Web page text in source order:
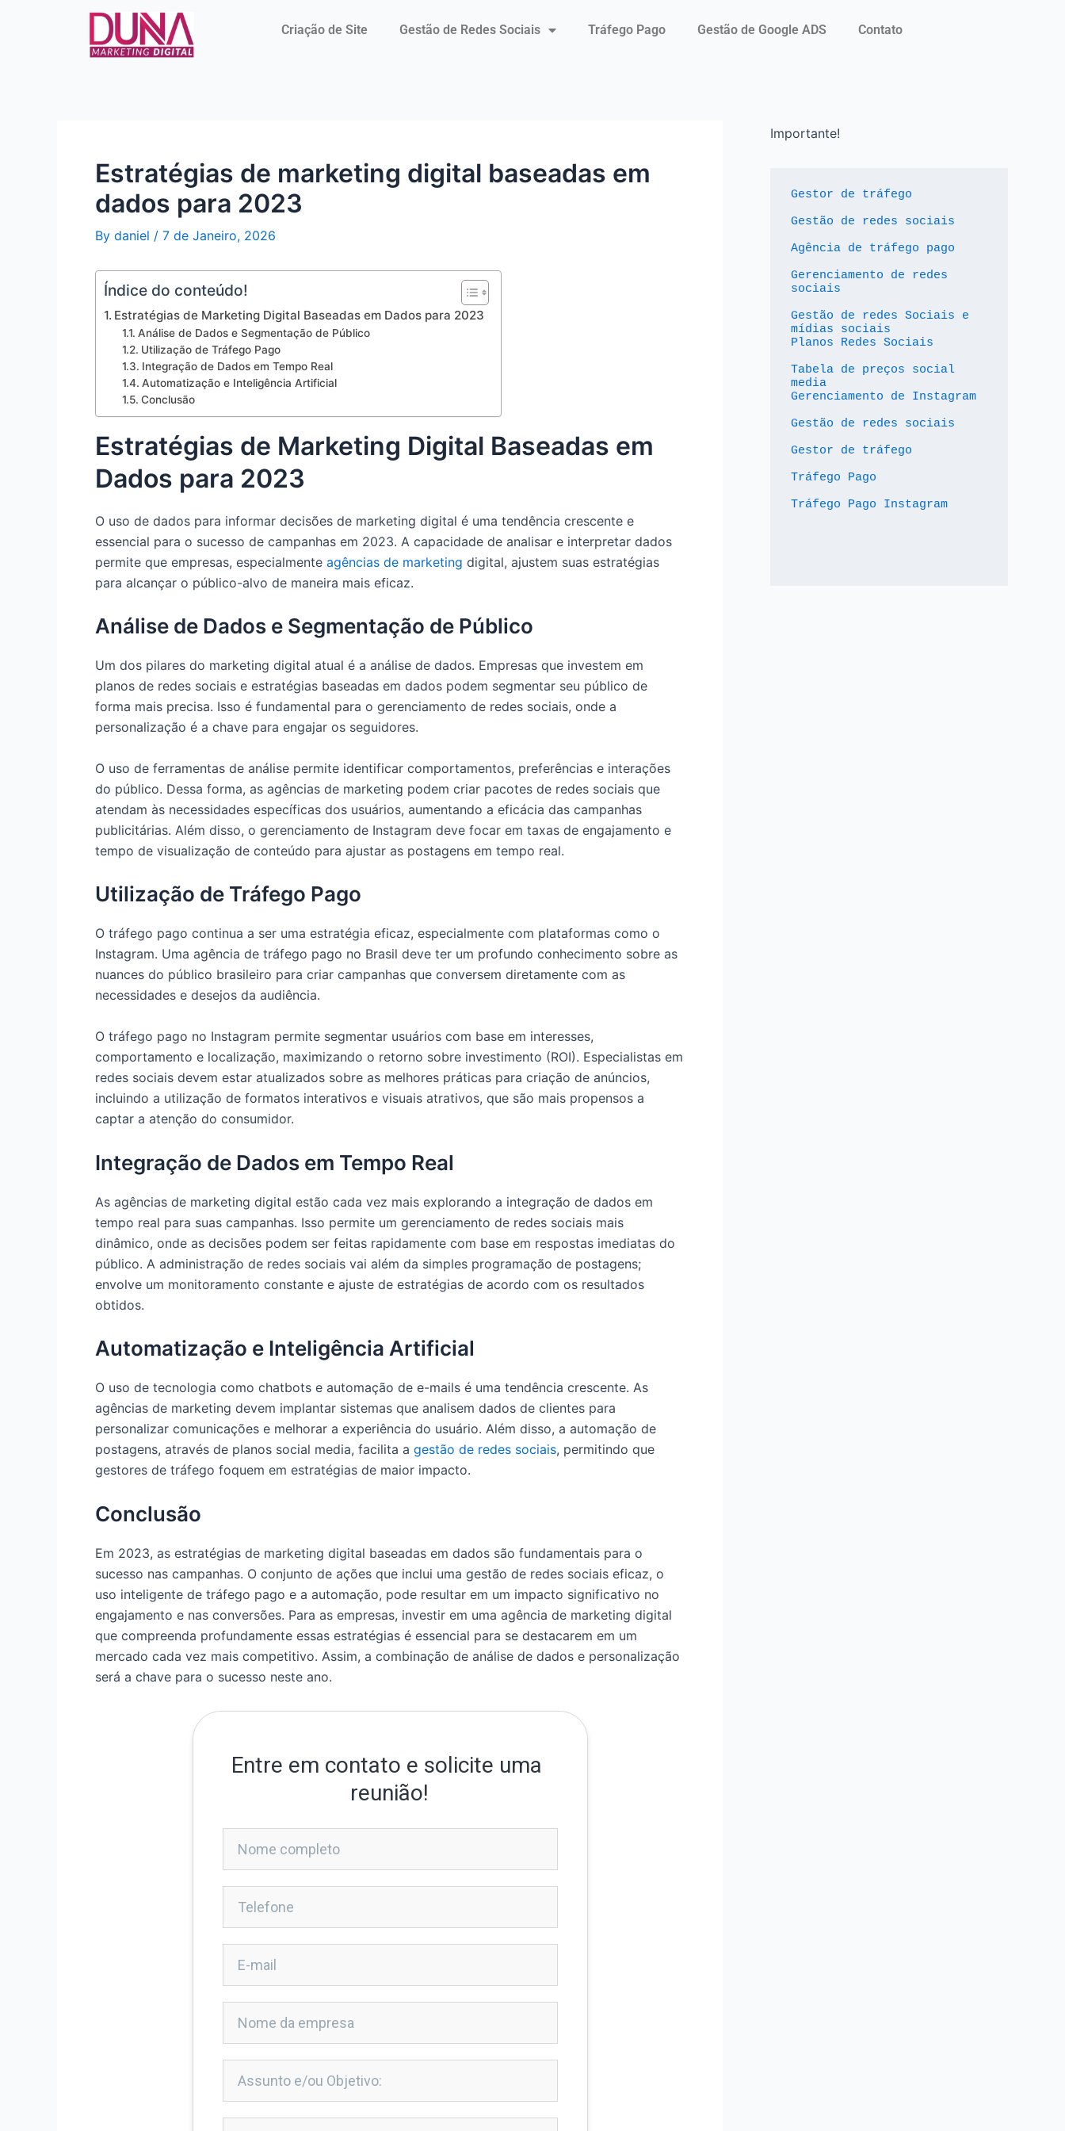
Criação de Site Gestão de Redes Sociais Tráfego Pago Gestão de Google ADS Contato
Estratégias de marketing digital baseadas em
dados para 2023
By daniel / 7 de Janeiro, 2026
Índice do conteúdo!
Estratégias de Marketing Digital Baseadas em Dados para 2023
Análise de Dados e Segmentação de Público
Utilização de Tráfego Pago
Integração de Dados em Tempo Real
Automatização e Inteligência Artificial
Conclusão
Estratégias de Marketing Digital Baseadas em
Dados para 2023
O uso de dados para informar decisões de marketing digital é uma tendência crescente e
essencial para o sucesso de campanhas em 2023. A capacidade de analisar e interpretar dados
permite que empresas, especialmente agências de marketing digital, ajustem suas estratégias
para alcançar o público-alvo de maneira mais eficaz.
Análise de Dados e Segmentação de Público
Um dos pilares do marketing digital atual é a análise de dados. Empresas que investem em
planos de redes sociais e estratégias baseadas em dados podem segmentar seu público de
forma mais precisa. Isso é fundamental para o gerenciamento de redes sociais, onde a
personalização é a chave para engajar os seguidores.
O uso de ferramentas de análise permite identificar comportamentos, preferências e interações
do público. Dessa forma, as agências de marketing podem criar pacotes de redes sociais que
atendam às necessidades específicas dos usuários, aumentando a eficácia das campanhas
publicitárias. Além disso, o gerenciamento de Instagram deve focar em taxas de engajamento e
tempo de visualização de conteúdo para ajustar as postagens em tempo real.
Utilização de Tráfego Pago
O tráfego pago continua a ser uma estratégia eficaz, especialmente com plataformas como o
Instagram. Uma agência de tráfego pago no Brasil deve ter um profundo conhecimento sobre as
nuances do público brasileiro para criar campanhas que conversem diretamente com as
necessidades e desejos da audiência.
O tráfego pago no Instagram permite segmentar usuários com base em interesses,
comportamento e localização, maximizando o retorno sobre investimento (ROI). Especialistas em
redes sociais devem estar atualizados sobre as melhores práticas para criação de anúncios,
incluindo a utilização de formatos interativos e visuais atrativos, que são mais propensos a
captar a atenção do consumidor.
Integração de Dados em Tempo Real
As agências de marketing digital estão cada vez mais explorando a integração de dados em
tempo real para suas campanhas. Isso permite um gerenciamento de redes sociais mais
dinâmico, onde as decisões podem ser feitas rapidamente com base em respostas imediatas do
público. A administração de redes sociais vai além da simples programação de postagens;
envolve um monitoramento constante e ajuste de estratégias de acordo com os resultados
obtidos.
Automatização e Inteligência Artificial
O uso de tecnologia como chatbots e automação de e-mails é uma tendência crescente. As
agências de marketing devem implantar sistemas que analisem dados de clientes para
personalizar comunicações e melhorar a experiência do usuário. Além disso, a automação de
postagens, através de planos social media, facilita a gestão de redes sociais, permitindo que
gestores de tráfego foquem em estratégias de maior impacto.
Conclusão
Em 2023, as estratégias de marketing digital baseadas em dados são fundamentais para o
sucesso nas campanhas. O conjunto de ações que inclui uma gestão de redes sociais eficaz, o
uso inteligente de tráfego pago e a automação, pode resultar em um impacto significativo no
engajamento e nas conversões. Para as empresas, investir em uma agência de marketing digital
que compreenda profundamente essas estratégias é essencial para se destacarem em um
mercado cada vez mais competitivo. Assim, a combinação de análise de dados e personalização
será a chave para o sucesso neste ano.
navigation
Importante!
Gestor de tráfego
Gestão de redes sociais
Agência de tráfego pago
Gerenciamento de redes
sociais
Gestão de redes Sociais e
mídias sociais
Planos Redes Sociais
Tabela de preços social
media
Gerenciamento de Instagram
Gestão de redes sociais
Gestor de tráfego
Tráfego Pago
Tráfego Pago Instagram